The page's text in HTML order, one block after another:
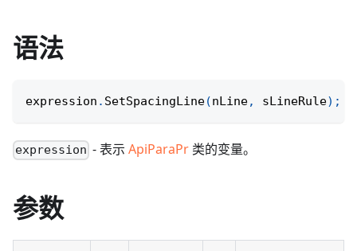
语法
expression . SetSpacingLine(nLine, sLineRule) ;
expression - 表示ApiParaPr 类的变量。
参数